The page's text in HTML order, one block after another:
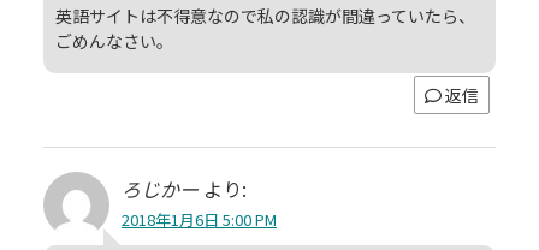
英語サイトは不得意なので私の認識が間違っていたら、
ごめんなさい。
返信
ろじかー より:
2018年1月6日 5:00 PM